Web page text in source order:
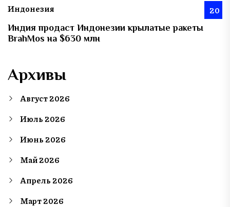
Индонезия 20
Индия продаст Индонезии крылатые ракеты
BrahMos на $630 млн
Архивы
Август 2026
Июль 2026
Июнь 2026
Май 2026
Апрель 2026
Март 2026